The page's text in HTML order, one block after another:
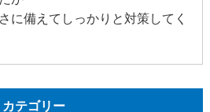
に備えてしっかりと対策してく
カテゴリー